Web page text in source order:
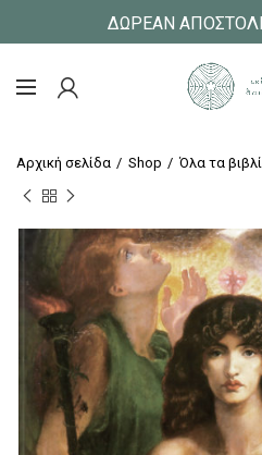
ΔΩΡΕΑΝ
Αρχική σελίδα Shop Όλα τα